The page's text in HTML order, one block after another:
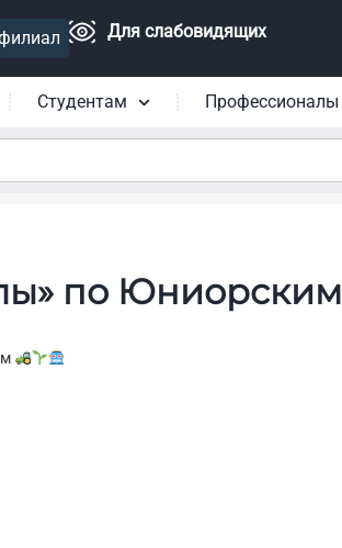
Для слабовидящих
Студентам Профессионалы
по Юниорским